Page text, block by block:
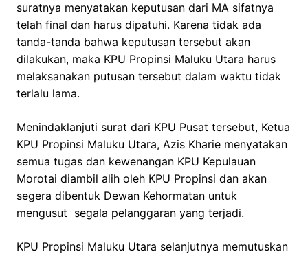
suratnya menyatakan keputusan dari MA sifatnya
telah final dan harus dipatuhi. Karena tidak ada
tanda-tanda bahwa keputusan tersebut akan
dilakukan, maka KPU Propinsi Maluku Utara harus
melaksanakan putusan tersebut dalam waktu tidak
terlalu lama.
Menindaklanjuti surat dari KPU Pusat tersebut, Ketua
KPU Propinsi Maluku Utara, Azis Kharie menyatakan
semua tugas dan kewenangan KPU Kepulauan
Morotai diambil alih oleh KPU Propinsi dan akan
segera dibentuk Dewan Kehormatan untuk
mengusut segala pelanggaran yang terjadi.
KPU Propinsi Maluku Utara selanjutnya memutuskan